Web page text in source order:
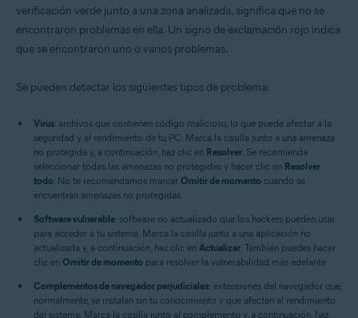
verificación verde junto a una zona analizada, significa que no se
encontraron problemas en ella. Un signo de exclamación rojo indica
que se encontraron uno o varios problemas.
Se pueden detectar los siguientes tipos de problema:
Virus: archivos que contienen código malicioso, lo que puede afectar a la
seguridad y al rendimiento de tu PC. Marca la casilla junto a una amenaza
no protegida y, a continuación, haz clic en Resolver. Se recomienda
seleccionar todas las amenazas no protegidas y hacer clic en Resolver
todo. No te recomendamos marcar Omitir de momento cuando se
encuentran amenazas no protegidas.
Software vulnerable: software no actualizado que los hackers pueden usar
para acceder a tu sistema. Marca la casilla junto a una aplicación no
actualizada y, a continuación, haz clic en Actualizar. También puedes hacer
clic en Omitir de momento para resolver la vulnerabilidad más adelante.
Complementos de navegador perjudiciales: extensiones del navegador que,
normalmente, se instalan sin tu conocimiento y que afectan al rendimiento
del sistema. Marca la casilla junto al complemento y, a continuación, haz